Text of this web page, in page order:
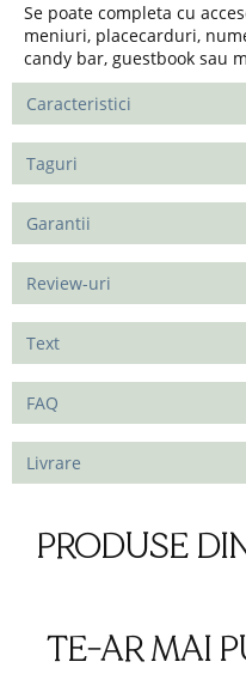
Se poate completa cu
meniuri, placecarduri,
candy bar, guestbook sau
Caracteristici
Taguri
Garantii
Review-uri
Text
FAQ
Livrare
PRODUSE
TE-AR MAI